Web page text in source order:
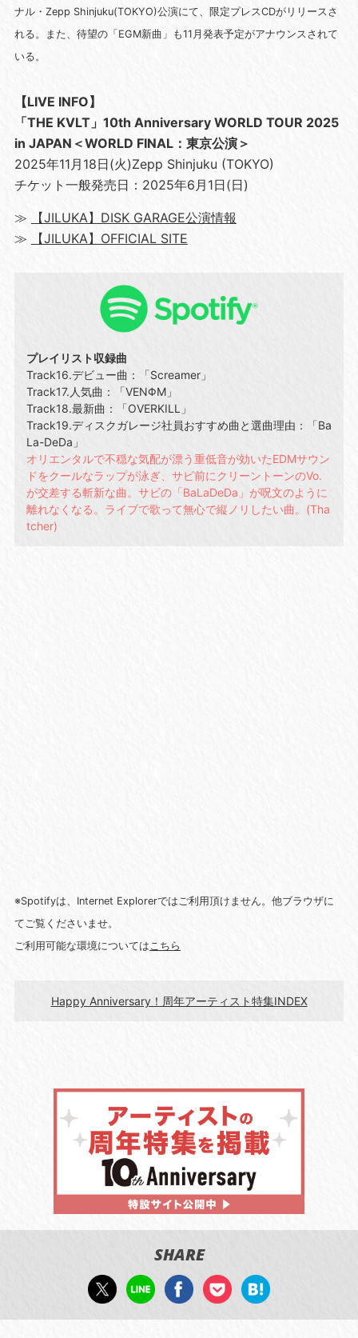
ナル・Zepp Shinjuku(TOKYO)公演にて、限定プレスCDがリリースさ
れる。また、待望の「EGM新曲」も11月発表予定がアナウンスされて
いる。
【LIVE INFO】
「THE KVLT」10th Anniversary WORLD TOUR 2025
in JAPAN＜WORLD FINAL：東京公演＞
2025年11月18日(火)Zepp Shinjuku (TOKYO)
チケット一般発売日：2025年6月1日(日)
≫
【JILUKA】DISK GARAGE公演情報
≫
【JILUKA】OFFICIAL SITE
プレイリスト収録曲
Track16.デビュー曲：「Screamer」
Track17.人気曲：「VENΦM」
Track18.最新曲：「OVERKILL」
Track19.ディスクガレージ社員おすすめ曲と選曲理由：「Ba
La-DeDa」
オリエンタルで不穏な気配が漂う重低音が効いたEDMサウン
ドをクールなラップが泳ぎ、サビ前にクリーントーンのVo.
が交差する斬新な曲。サビの「BaLaDeDa」が呪文のように
離れなくなる。ライブで歌って無心で縦ノリしたい曲。(Tha
tcher)
※Spotifyは、Internet Explorerではご利用頂けません。他ブラウザに
てご覧くださいませ。
ご利用可能な環境についてはこちら
Happy Anniversary！周年アーティスト特集INDEX
SHARE